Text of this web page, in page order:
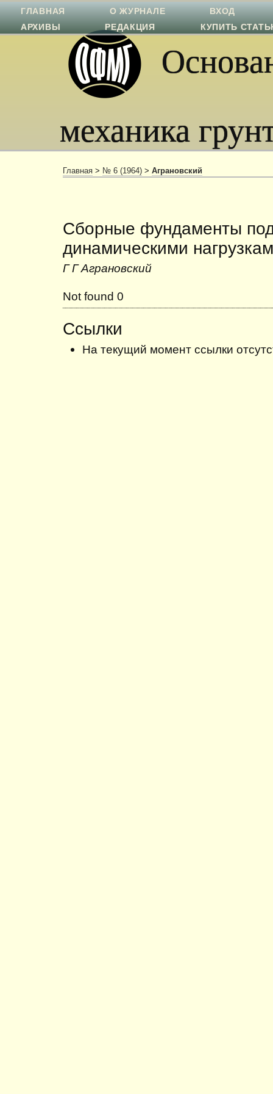
механика
ГЛАВНАЯ О ЖУРНАЛЕ
ВХОД
АРХИВЫ
РЕДАКЦИЯ КУПИТЬ
Главная > № 6 (1964) > Аграновский
Сборные фундаменты
динамическими
Г Г Аграновский
Not found 0
Ссылки
На текущий момент ссылки